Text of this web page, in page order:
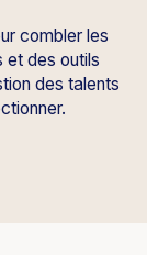
combler les
et des outils
des talents